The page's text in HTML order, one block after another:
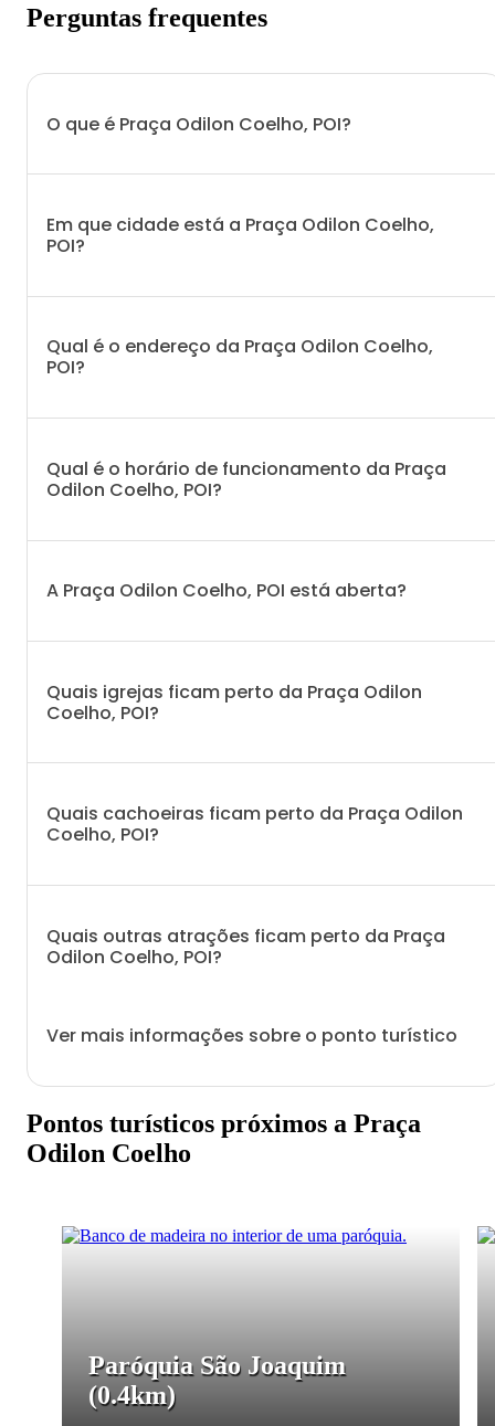
Perguntas frequentes
O que é Praça Odilon Coelho, POI?
Em que cidade está a Praça Odilon Coelho,
POI?
Qual é o endereço da Praça Odilon Coelho,
POI?
Qual é o horário de funcionamento da Praça
Odilon Coelho, POI?
A Praça Odilon Coelho, POI está aberta?
Quais igrejas ficam perto da Praça Odilon
Coelho, POI?
Quais cachoeiras ficam perto da Praça Odilon
Coelho, POI?
Quais outras atrações ficam perto da Praça
Odilon Coelho, POI?
Ver mais informações sobre o ponto turístico
Pontos turísticos próximos a Praça
Odilon Coelho
Paróquia São Joaquim
(0.4km)